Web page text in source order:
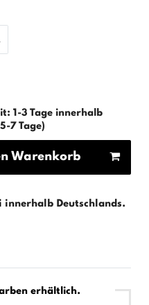
1-3 Tage innerhalb
7 Tage)
Warenkorb
Deutschlands.
erhältlich.